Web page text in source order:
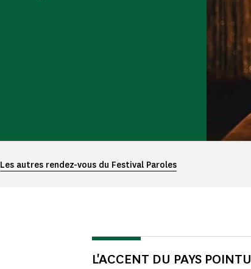
Les autres rendez-vous du Festival Paroles
L'ACCENT DU PAYS POINTU